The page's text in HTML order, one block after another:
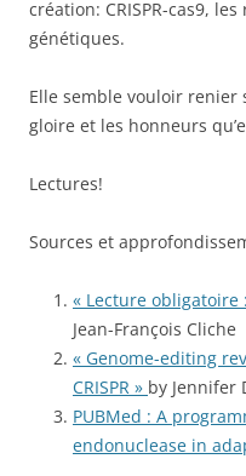
création: CRISPR-cas9,
génétiques.
Elle semble vouloir renier
gloire et les honneurs
Lectures!
Sources et
« Lecture obligatoire
Jean-François Cliche
« Genome-editing
CRISPR » by Jennifer
PUBMed : A
endonuclease in